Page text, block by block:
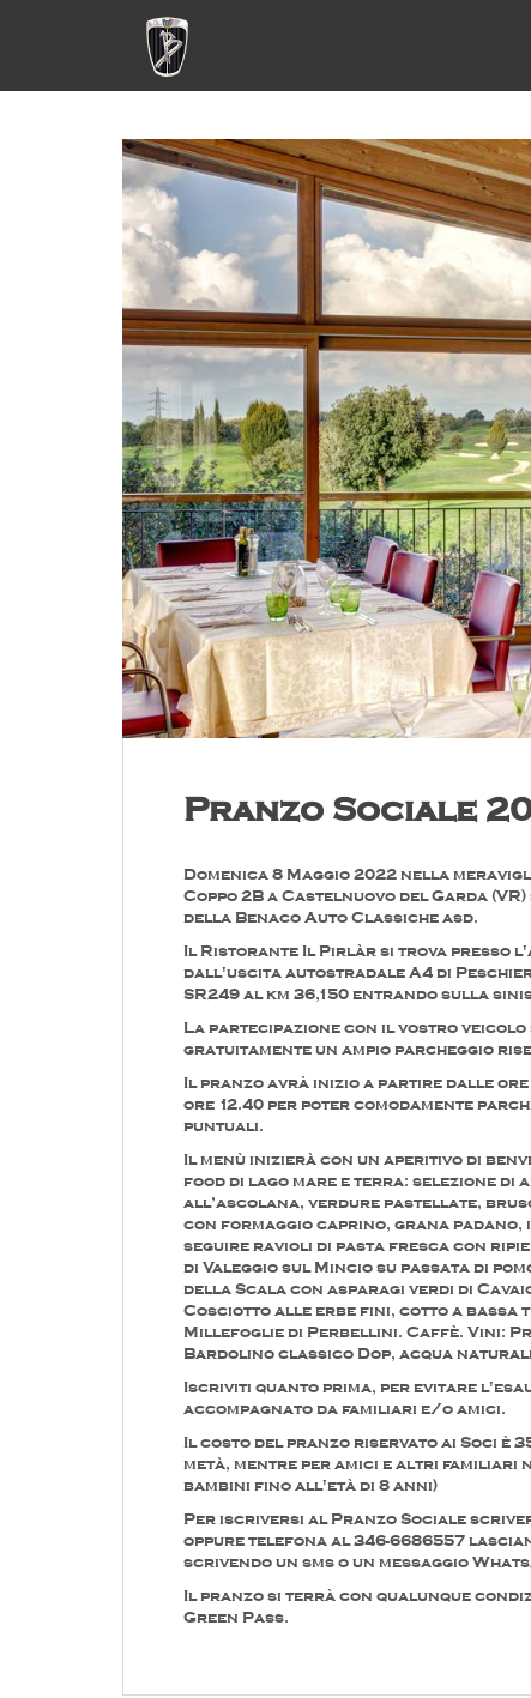
Pranzo Sociale
Domenica 8 Maggio 2022 nella
Coppo 2B a Castelnuovo del Garda
della Benaco Auto Classiche asd.
Il Ristorante Il Pirlàr si trova presso
dall'uscita autostradale A4 di
SR249 al km 36,150 entrando sulla
La partecipazione con il vostro
gratuitamente un ampio parcheggio
Il pranzo avrà inizio a partire dalle ore
ore 12.40 per poter comodamente
puntuali.
Il menù inizierà con un aperitivo di
food di lago mare e terra: selezione
all’ascolana, verdure pastellate,
con formaggio caprino, grana
seguire ravioli di pasta fresca con
di Valeggio sul Mincio su passata di
della Scala con asparagi verdi di
Cosciotto alle erbe fini, cotto a bassa
Millefoglie di Perbellini. Caffè. Vini:
Bardolino classico Dop, acqua
Iscriviti quanto prima, per evitare
accompagnato da familiari e/o amici.
Il costo del pranzo riservato ai Soci è
metà, mentre per amici e altri familiari
bambini fino all'età di 8 anni)
Per iscriversi al Pranzo Sociale
oppure telefona al 346-6686557
scrivendo un sms o un messaggio
Il pranzo si terrà con qualunque
Green Pass.